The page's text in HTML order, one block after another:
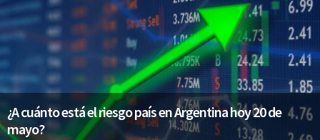
¿A cuánto está el riesgo país en Argentina hoy 20 de
mayo?